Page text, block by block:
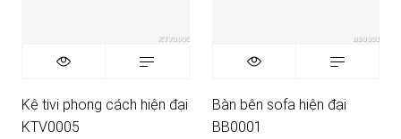
Kệ tivi phong cách hiện đại
KTV0005
Bàn bên sofa hiện đại
BB0001